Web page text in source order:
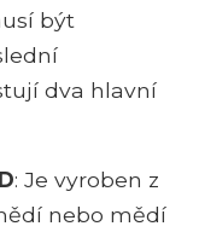
být
dva hlavní
: Je vyroben z
nebo mědí